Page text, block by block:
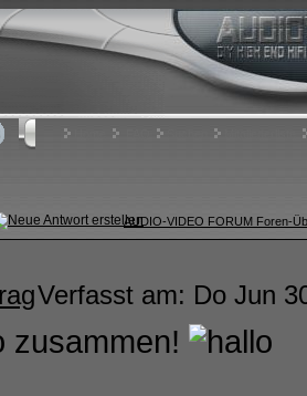
AUDIO-VIDEO FORUM Foren-
Verfasst am: Do Jun
zusammen!